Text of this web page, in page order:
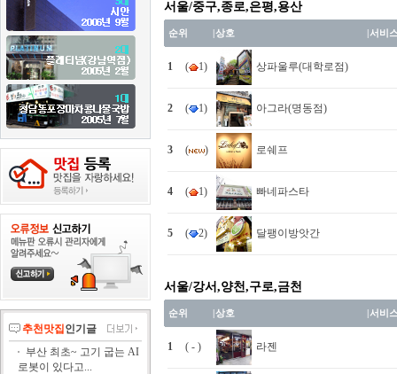
추천맛집 인기글
부산 최초~ 고기 굽는 AI
로봇이 있다고...
서울/중구,종로,은평,용산
순위 |상호 |서비
1 ( 1) 상파울루(대학로점)
2 ( 1) 아그라(명동점)
3 ( ) 로쉐프
4 ( 1) 빠네파스타
5 ( 2) 달팽이방앗간
서울/강서,양천,구로,금천
순위 |상호 |서비
1 ( - ) 라젠